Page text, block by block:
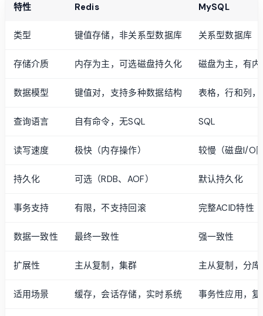
特性 Redis MySQL
类型 键值存储，非关系型数据库 关系型数据库
存储介质 内存为主，可选磁盘持久化 磁盘为主，有
数据模型 键值对，支持多种数据结构 表格，行和列
查询语言 自有命令，无SQL SQL
读写速度 极快（内存操作） 较慢（磁盘I/O
持久化 可选（RDB、AOF） 默认持久化
事务支持 有限，不支持回滚 完整ACID特性
数据一致性 最终一致性 强一致性
扩展性 主从复制，集群 主从复制，分
适用场景 缓存，会话存储，实时系统 事务性应用，